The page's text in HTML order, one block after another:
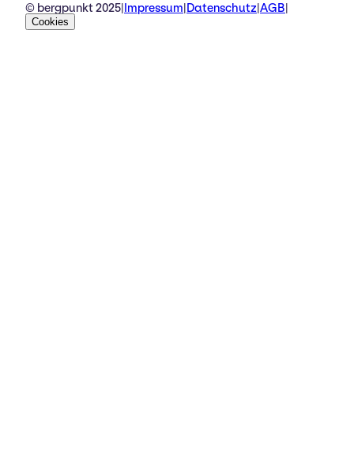
© bergpunkt 2025 Impressum Datenschutz AGB
Cookies